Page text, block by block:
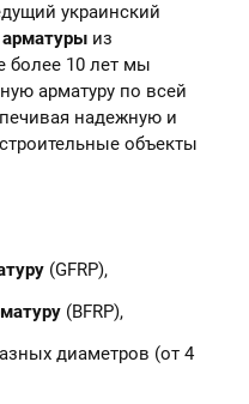
украинский
из
более 10 лет мы
арматуру по всей
надежную и
объекты
(GFRP),
(BFRP),
диаметров (от 4